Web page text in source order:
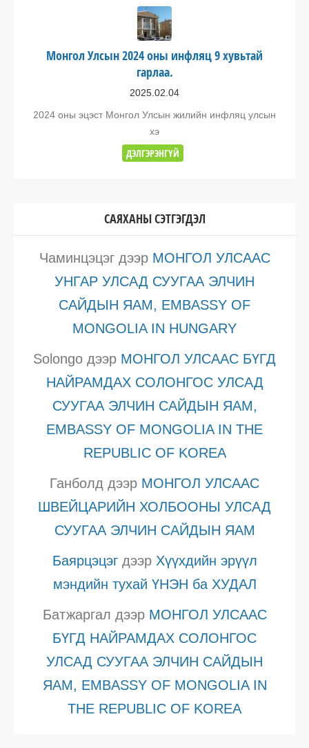
Монгол Улсын 2024 оны инфляц 9 хувьтай
гарлаа.
2025.02.04
2024 оны эцэст Монгол Улсын жилийн инфляц улсын
хэ
ДЭЛГЭРЭНГҮЙ
САЯХАНЫ СЭТГЭГДЭЛ
Чаминцэцэгдээр МОНГОЛ УЛСААС
УНГАР УЛСАД СУУГАА ЭЛЧИН
САЙДЫН ЯАМ, EMBASSY OF
MONGOLIA IN HUNGARY
Solongo дээр МОНГОЛ УЛСААС БҮГД
НАЙРАМДАХ СОЛОНГОС УЛСАД
СУУГАА ЭЛЧИН САЙДЫН ЯАМ,
EMBASSY OF MONGOLIA IN THE
REPUBLIC OF KOREA
Ганболд дээр МОНГОЛ УЛСААС
ШВЕЙЦАРИЙН ХОЛБООНЫ УЛСАД
СУУГАА ЭЛЧИН САЙДЫН ЯАМ
Баярцэцэгдээр Хүүхдийн эрүүл
мэндийн тухай ҮНЭН ба ХУДАЛ
Батжаргал дээр МОНГОЛ УЛСААС
БҮГД НАЙРАМДАХ СОЛОНГОС
УЛСАД СУУГАА ЭЛЧИН САЙДЫН
ЯАМ, EMBASSY OF MONGOLIA IN
THE REPUBLIC OF KOREA